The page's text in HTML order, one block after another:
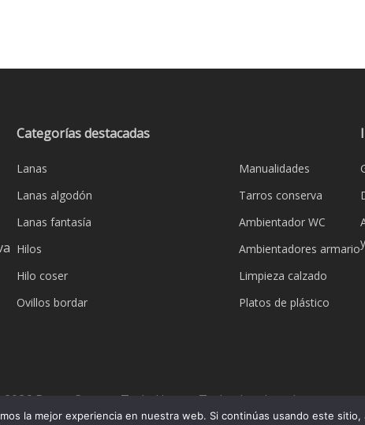
Categorías destacadas
Lanas
Lanas algodón
Lanas fantasía
Hilos
Hilo coser
Ovillos bordar
Manualidades
Tarros conserva
Ambientador WC
Ambientadores armario
Limpieza calzado
Platos de plástico
2026 Bazar Corona Todo Hogar. Todos los derechos
la mejor experiencia en nuestra web. Si continúas usando este